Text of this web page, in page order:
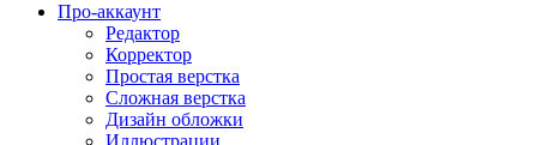
Про-аккаунт
Редактор
Корректор
Простая верстка
Сложная верстка
Дизайн обложки
Иллюстрации